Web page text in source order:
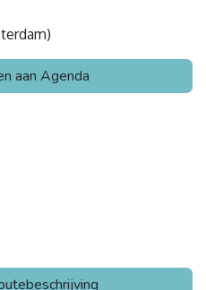
)
aan Agenda